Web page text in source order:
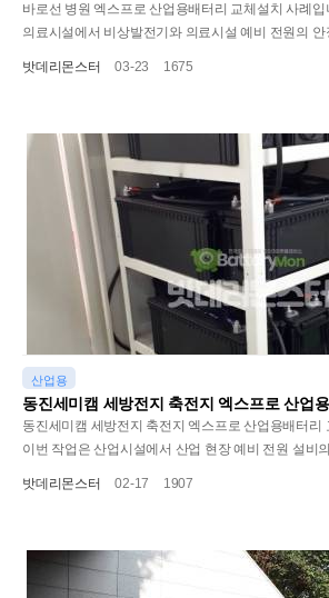
바로선 병원 엑스프로 산업용배터리 교체설치 사례입
의료시설에서 비상발전기와 의료시설 예비 전원의 안
밧데리몬스터 03-23 1675
산업용
동진세미캠 세방전지 축전지 엑스프로 산업
동진세미캠 세방전지 축전지 엑스프로 산업용배터리
이번 작업은 산업시설에서 산업 현장 예비 전원 설비
밧데리몬스터 02-17 1907